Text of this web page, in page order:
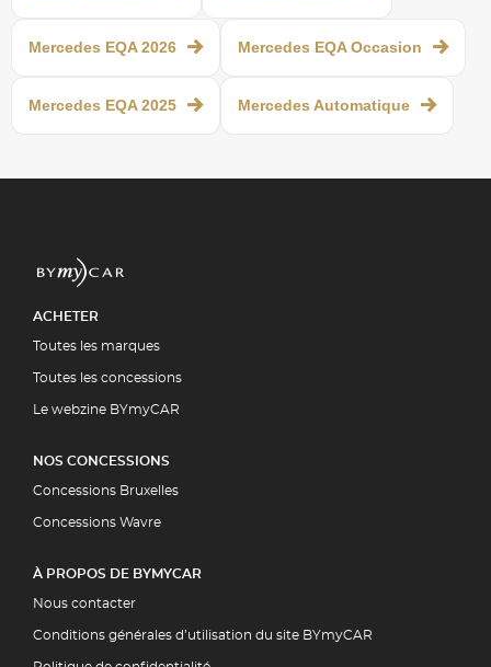
Mercedes EQA 2026 Mercedes EQA Occasion
Mercedes EQA 2025 Mercedes Automatique
ACHETER
Toutes les marques
Toutes les concessions
Le webzine BYmyCAR
NOS CONCESSIONS
Concessions Bruxelles
Concessions Wavre
À PROPOS DE BYMYCAR
Nous contacter
Conditions générales d’utilisation du site BYmyCAR